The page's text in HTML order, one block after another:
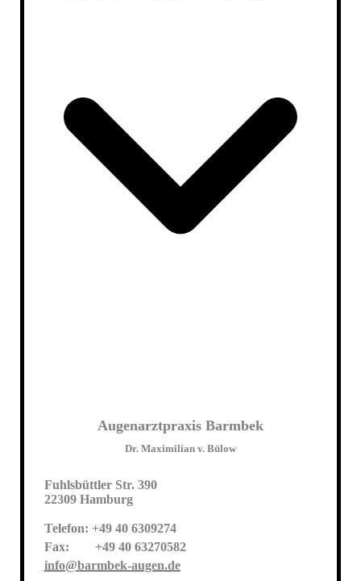
Augenarztpraxis Barmbek
Dr. Maximilian v. Bülow
Fuhlsbüttler Str. 390
22309 Hamburg
Telefon: +49 40 6309274
Fax: +49 40 63270582
info@barmbek-augen.de